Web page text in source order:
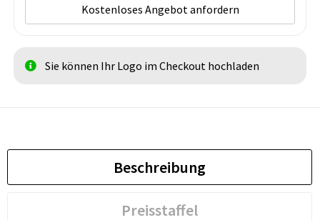
Kostenloses Angebot anfordern
Sie können Ihr Logo im Checkout hochladen
Beschreibung
Preisstaffel